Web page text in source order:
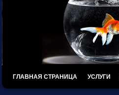
ГЛАВНАЯ СТРАНИЦА УСЛУГИ